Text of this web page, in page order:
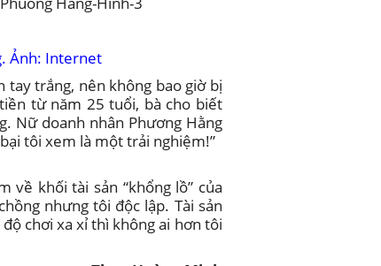
Ảnh: Internet
tay trắng, nên không bao giờ bị
từ năm 25 tuổi, bà cho biết
Nữ doanh nhân Phương Hằng
tôi xem là một trải nghiệm!”
về khối tài sản “khổng lồ” của
nhưng tôi độc lập. Tài sản
chơi xa xỉ thì không ai hơn tôi